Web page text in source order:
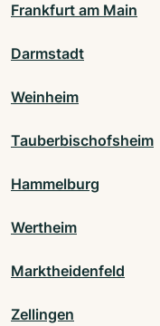
Frankfurt am Main
Darmstadt
Weinheim
Tauberbischofsheim
Hammelburg
Wertheim
Marktheidenfeld
Zellingen